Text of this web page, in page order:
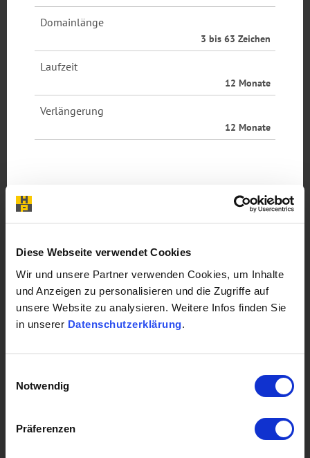
Diese Webseite verwendet Cookies
Wir und unsere Partner verwenden Cookies, um Inhalte
und Anzeigen zu personalisieren und die Zugriffe auf
unsere Website zu analysieren. Weitere Infos finden Sie
in unserer Datenschutzerklärung.
Notwendig
Präferenzen
Domainlänge
3 bis 63 Zeichen
Laufzeit
12 Monate
Verlängerung
12 Monate
.la
69,90 €
Jahresgebühr
statt 83,90 €